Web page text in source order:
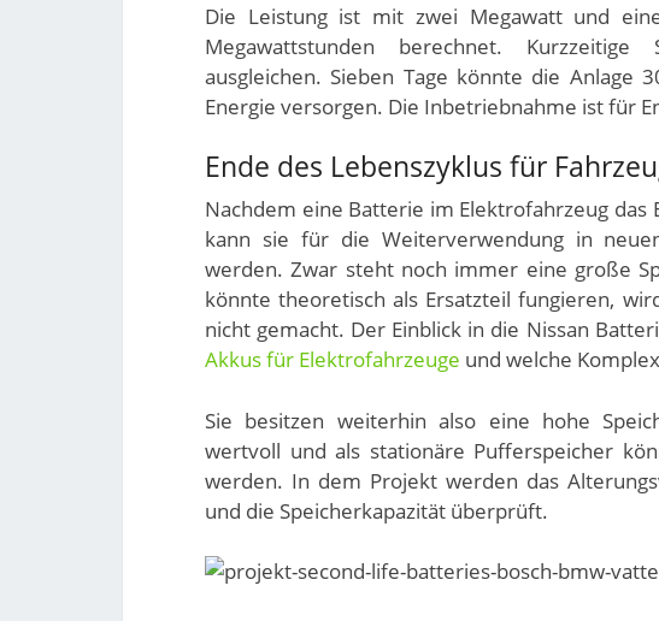
Die Leistung ist mit zwei Megawatt und
Megawattstunden berechnet.
ausgleichen. Sieben Tage könnte die Anlage
Energie versorgen. Die Inbetriebnahme ist für
Ende des Lebenszyklus für
Nachdem eine Batterie im Elektrofahrzeug das
kann sie für die Weiterverwendung in
werden. Zwar steht noch immer eine große
könnte theoretisch als Ersatzteil fungieren,
nicht gemacht. Der Einblick in die Nissan
Akkus für Elektrofahrzeuge und welche
Sie besitzen weiterhin also eine hohe
wertvoll und als stationäre Pufferspeicher
werden. In dem Projekt werden das
und die Speicherkapazität überprüft.